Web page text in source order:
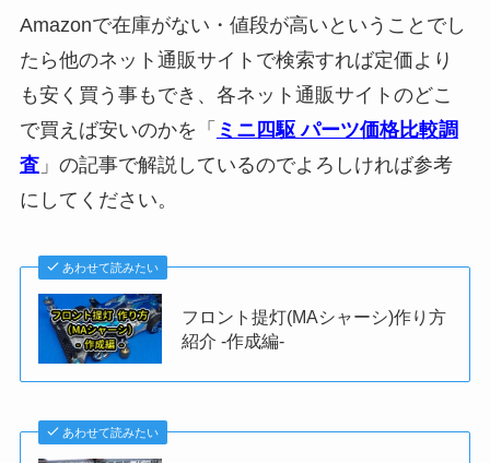
Amazonで在庫がない・値段が高いということでし
たら他のネット通販サイトで検索すれば定価より
も安く買う事もでき、各ネット通販サイトのどこ
で買えば安いのかを「 ミニ四駆 パーツ価格比較調
査」の記事で解説しているのでよろしければ参考
にしてください。
あわせて読みたい
フロント提灯(MAシャーシ)作り方
紹介 -作成編-
あわせて読みたい